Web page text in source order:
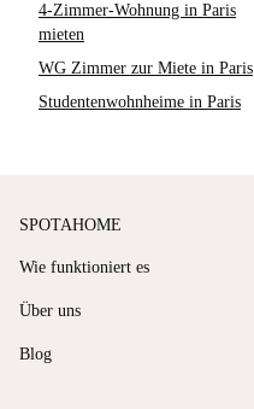
4-Zimmer-Wohnung in Paris
mieten
WG Zimmer zur Miete in Paris
Studentenwohnheime in Paris
SPOTAHOME
Wie funktioniert es
Über uns
Blog